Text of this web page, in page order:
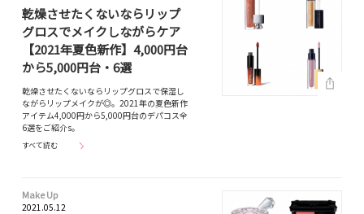
乾燥させたくないならリップ
グロスでメイクしながらケア
【2021年夏色新作】4,000円台
から5,000円台・6選
乾燥させたくないならリップグロスで保湿し
ながらリップメイクが◎。2021年の夏色新作
アイテム4,000円から5,000円台のデパコス全
6選をご紹介s。
すべて読む
Make Up
2021.05.12